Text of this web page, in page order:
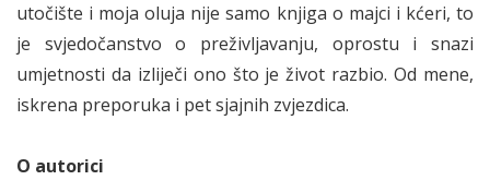
utočište i moja oluja nije samo knjiga o majci i kćeri, to
je svjedočanstvo o preživljavanju, oprostu i snazi
umjetnosti da izliječi ono što je život razbio. Od mene,
iskrena preporuka i pet sjajnih zvjezdica.
O autorici